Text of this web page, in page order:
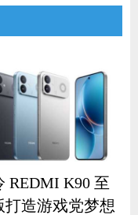
REDMI K90 至
打造游戏党梦想